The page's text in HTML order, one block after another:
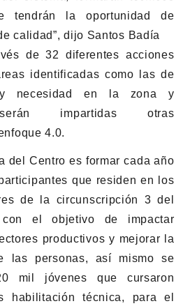
tendrán la oportunidad de
calidad”, dijo Santos Badía
de 32 diferentes acciones
identificadas como las de
y necesidad en la zona y
serán impartidas otras
4.0.
del Centro es formar cada año
que residen en los
de la circunscripción 3 del
con el objetivo de impactar
productivos y mejorar la
las personas, así mismo se
mil jóvenes que cursaron
habilitación técnica, para el